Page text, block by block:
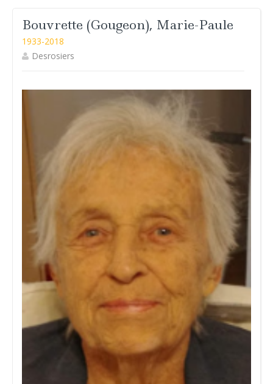
Bouvrette (Gougeon), Marie-Paule
1933-2018
Desrosiers